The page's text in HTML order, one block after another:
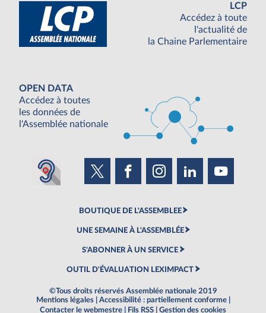
LCP
Accédez à toute
l'actualité de
la Chaine Parlementaire
OPEN DATA
Accédez à toutes
les données de
l'Assemblée nationale
BOUTIQUE DE L'ASSEMBLEE
UNE SEMAINE À L'ASSEMBLÉE
S'ABONNER À UN SERVICE
OUTIL D'ÉVALUATION LEXIMPACT
©Tous droits réservés Assemblée nationale 2019
Mentions légales
Accessibilité : partiellement conforme
Contacter le webmestre
Fils RSS Gestion des cookies